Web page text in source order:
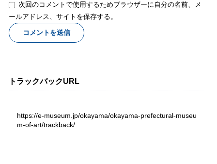
次回のコメントで使用するためブラウザーに自分の名前、メ
ールアドレス、サイトを保存する。
トラックバックURL
https://e-museum.jp/okayama/okayama-prefectural-museu
m-of-art/trackback/